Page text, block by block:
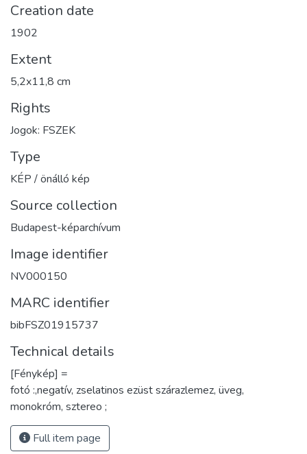
Creation date
1902
Extent
5,2x11,8 cm
Rights
Jogok: FSZEK
Type
KÉP / önálló kép
Source collection
Budapest-képarchívum
Image identifier
NV000150
MARC identifier
bibFSZ01915737
Technical details
[Fénykép] =
fotó :,negatív, zselatinos ezüst szárazlemez, üveg,
monokróm, sztereo ;
Full item page